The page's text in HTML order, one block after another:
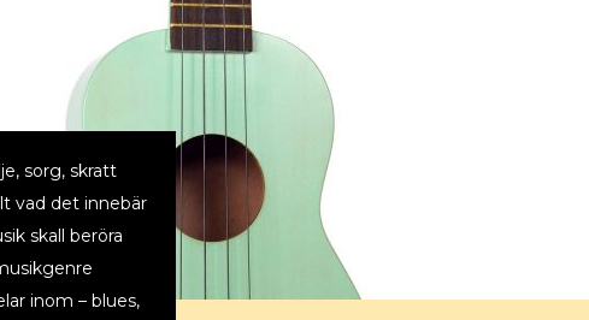
sorg, skratt
vad det innebär
skall beröra
inom – blues,